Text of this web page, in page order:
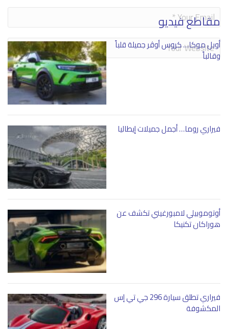
مقاطع فيديو
أوبل موكا… كروس أوڤر جميلة قلباً
وقالباً
فيراري روما… أجمل جميلات إيطاليا
أوتوموبيلي لامبورغيني تكشف عن
هوراكان تكنيكا
فيراري تطلق سيارة 296 جي تي إس
المكشوفة